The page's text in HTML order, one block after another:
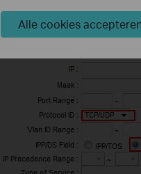
Alle cookies accepteren